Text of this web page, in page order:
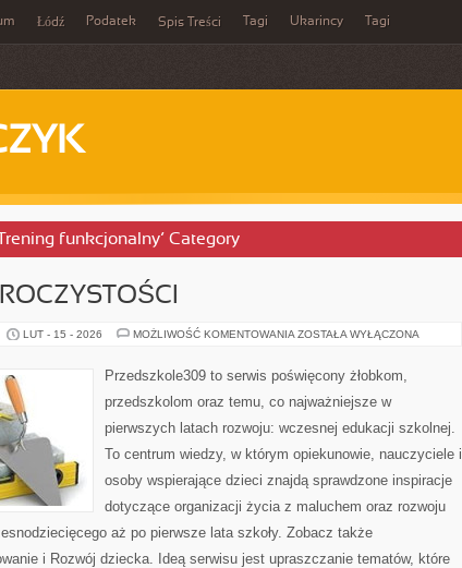
Łódź Podatek Spis Treści Tagi Ukarincy Tagi
funkcjonalny’ Category
LUT - 15 - 2026 MOŻLIWOŚĆ KOMENTOWANIA ŚWIĘTA
ZOSTAŁA WYŁĄCZONA
Przedszkole309 to serwis poświęcony żłobkom,
przedszkolom oraz temu, co najważniejsze w
pierwszych latach rozwoju: wczesnej edukacji szkolnej.
To centrum wiedzy, w którym opiekunowie, nauczyciele i
osoby wspierające dzieci znajdą sprawdzone inspiracje
dotyczące organizacji życia z maluchem oraz rozwoju
aż po pierwsze lata szkoły. Zobacz także
i Rozwój dziecka. Ideą serwisu jest upraszczanie tematów, które